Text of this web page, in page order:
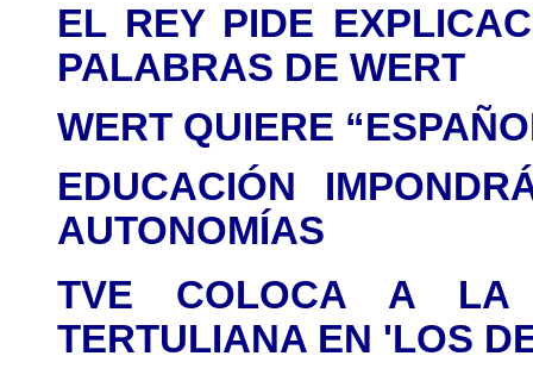
EL REY PIDE
PALABRAS DE WERT
WERT QUIERE
EDUCACIÓN
AUTONOMÍAS
TVE COLOCA A LA
TERTULIANA EN 'LOS